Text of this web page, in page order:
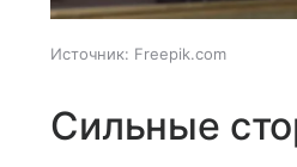
Источник: Freepik.com
Сильные